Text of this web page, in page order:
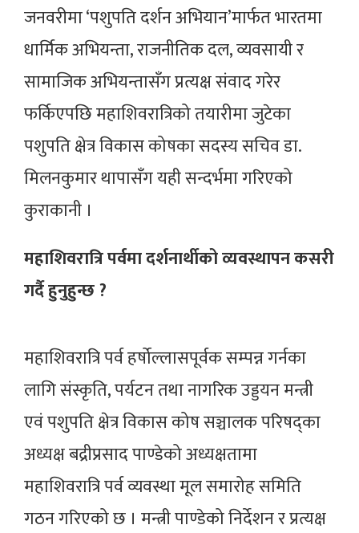
जनवरीमा ‘पशुपति दर्शन अभियान’मार्फत भारतमा
धार्मिक अभियन्ता, राजनीतिक दल, व्यवसायी र
सामाजिक अभियन्तासँग प्रत्यक्ष संवाद गरेर
फर्किएपछि महाशिवरात्रिको तयारीमा जुटेका
पशुपति क्षेत्र विकास कोषका सदस्य सचिव डा.
मिलनकुमार थापासँग यही सन्दर्भमा गरिएको
कुराकानी ।
महाशिवरात्रि पर्वमा दर्शनार्थीको व्यवस्थापन कसरी
गर्दै हुनुहुन्छ ?
महाशिवरात्रि पर्व हर्षोल्लासपूर्वक सम्पन्न गर्नका
लागि संस्कृति, पर्यटन तथा नागरिक उड्डयन मन्त्री
एवं पशुपति क्षेत्र विकास कोष सञ्चालक परिषद्का
अध्यक्ष बद्रीप्रसाद पाण्डेको अध्यक्षतामा
महाशिवरात्रि पर्व व्यवस्था मूल समारोह समिति
गठन गरिएको छ । मन्त्री पाण्डेको निर्देशन र प्रत्यक्ष